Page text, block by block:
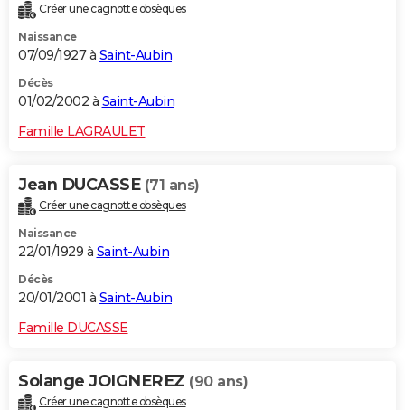
Créer une cagnotte obsèques
Naissance
07/09/1927 à Saint-Aubin
Décès
01/02/2002 à Saint-Aubin
Famille LAGRAULET
Jean DUCASSE (71 ans)
Créer une cagnotte obsèques
Naissance
22/01/1929 à Saint-Aubin
Décès
20/01/2001 à Saint-Aubin
Famille DUCASSE
Solange JOIGNEREZ (90 ans)
Créer une cagnotte obsèques